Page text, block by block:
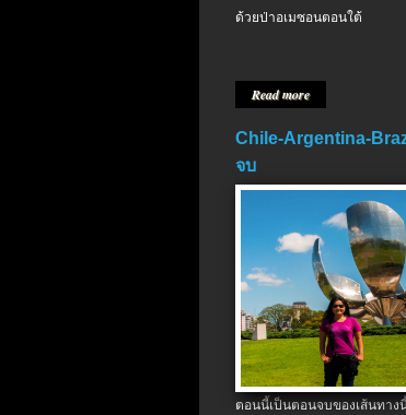
ด้วยป่าอเมซอนตอนใต้
Read more
Chile-Argentina-
จบ
ตอนนี้เป็นตอนจบของเส้นทาง